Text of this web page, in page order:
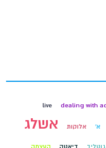
dealing with
live
א' אלוקות אשלג
גוטליב דיאטה העצמה